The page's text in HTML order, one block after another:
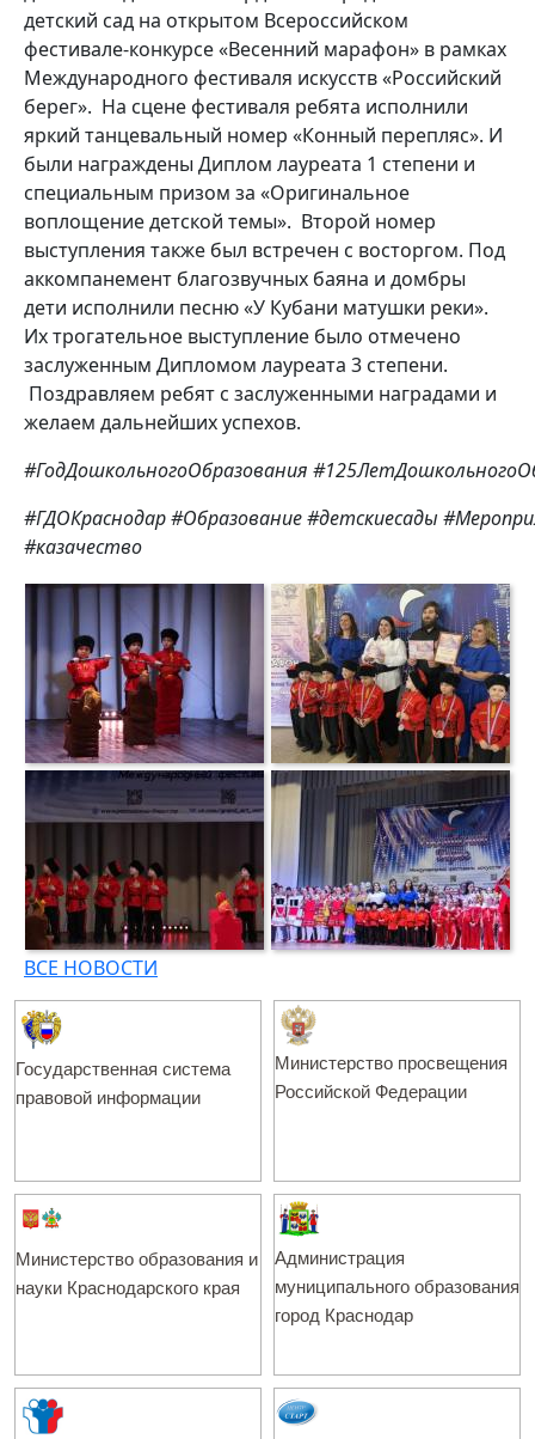
детский сад на открытом Всероссийском
фестивале-конкурсе «Весенний марафон» в рамках
Международного фестиваля искусств «Российский
берег». На сцене фестиваля ребята исполнили
яркий танцевальный номер «Конный перепляс». И
были награждены Диплом лауреата 1 степени и
специальным призом за «Оригинальное
воплощение детской темы». Второй номер
выступления также был встречен с восторгом. Под
аккомпанемент благозвучных баяна и домбры
дети исполнили песню «У Кубани матушки реки».
Их трогательное выступление было отмечено
заслуженным Дипломом лауреата 3 степени.
Поздравляем ребят с заслуженными наградами и
желаем дальнейших успехов.
#ГодДошкольногоОбразования
#ГДОКраснодар#Образование#детскиесады
#казачество
ВСЕ НОВОСТИ
Государственная система
правовой информации
Министерство просвещения
Российской Федерации
Министерство образования и
науки Краснодарского края
Администрация
муниципального образования
город Краснодар